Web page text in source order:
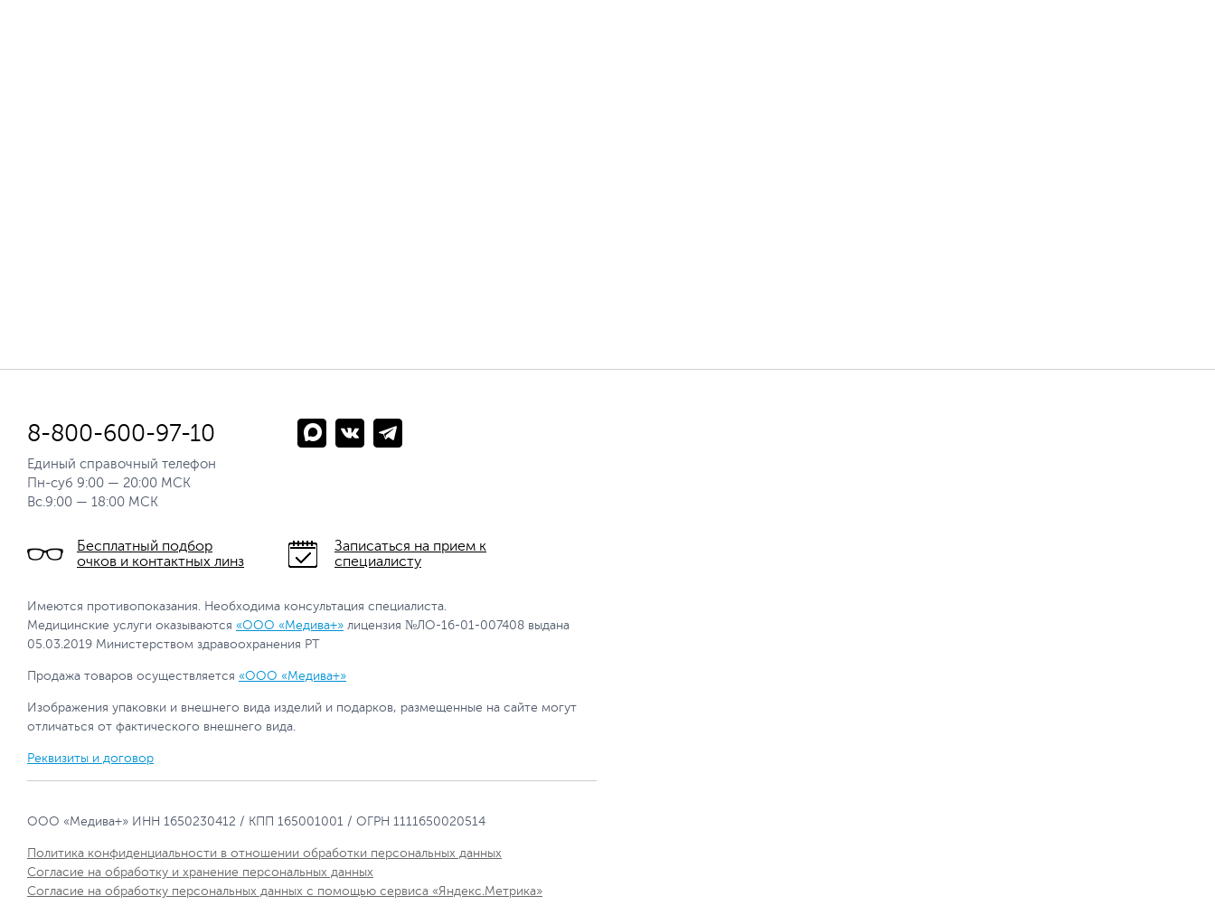
8-800-600-97-10
Единый справочный телефон
Пн-суб 9:00 — 20:00 МСК
Вс.9:00 — 18:00 МСК
Бесплатный подбор
очков и контактных линз
Записаться на прием к
специалисту
Имеются противопоказания. Необходима консультация специалиста.
Медицинские услуги оказываются «ООО «Медива+» лицензия №ЛО-16-01-007408 выдана
05.03.2019 Министерством здравоохранения РТ
Продажа товаров осуществляется «ООО «Медива+»
Изображения упаковки и внешнего вида изделий и подарков, размещенные на сайте могут
отличаться от фактического внешнего вида.
Реквизиты и договор
ООО «Медива+» ИНН 1650230412 / КПП 165001001 / ОГРН 1111650020514
Политика конфиденциальности в отношении обработки персональных данных
Согласие на обработку и хранение персональных данных
Согласие на обработку персональных данных с помощью сервиса «Яндекс.Метрика»